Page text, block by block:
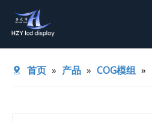
首页 » 产品 » COG模组 »